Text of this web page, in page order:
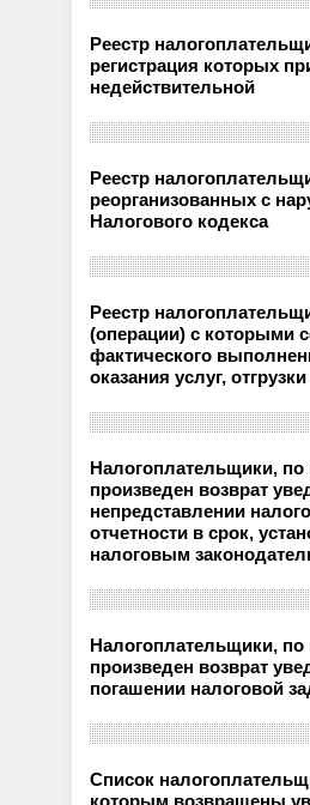
Реестр
регистрация которых
недействительной
Реестр
реорганизованных с
Налогового кодекса
Реестр
(операции) с которыми
фактического
оказания услуг,
Налогоплательщики,
произведен возврат
непредставлении
отчетности в срок,
налоговым
Налогоплательщики,
произведен возврат
погашении налоговой
Список
которым возвращены